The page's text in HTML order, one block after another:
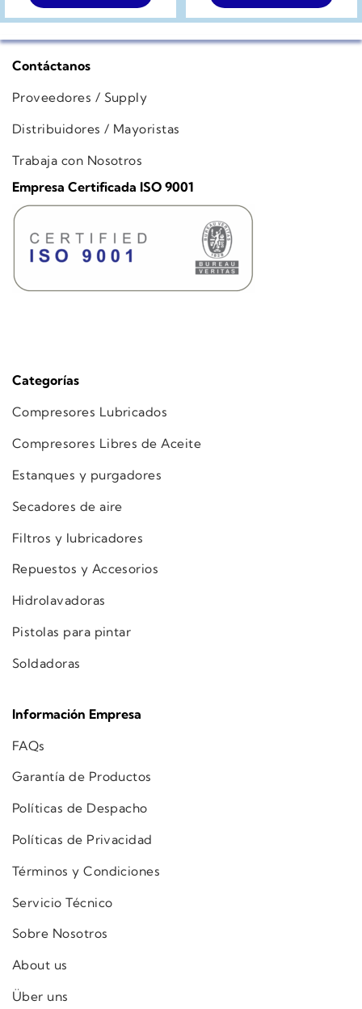
Categorías
Compresores Lubricados
Compresores Libres de Aceite
Estanques y purgadores
Secadores de aire
Filtros y lubricadores
Repuestos y Accesorios
Hidrolavadoras
Pistolas para pintar
Soldadoras
Información Empresa
FAQs
Garantía de Productos
Políticas de Despacho
Políticas de Privacidad
Términos y Condiciones
Servicio Técnico
Sobre Nosotros
About us
Über uns
Contáctanos
Proveedores / Supply
Distribuidores / Mayoristas
Trabaja con Nosotros
Empresa Certificada ISO 9001